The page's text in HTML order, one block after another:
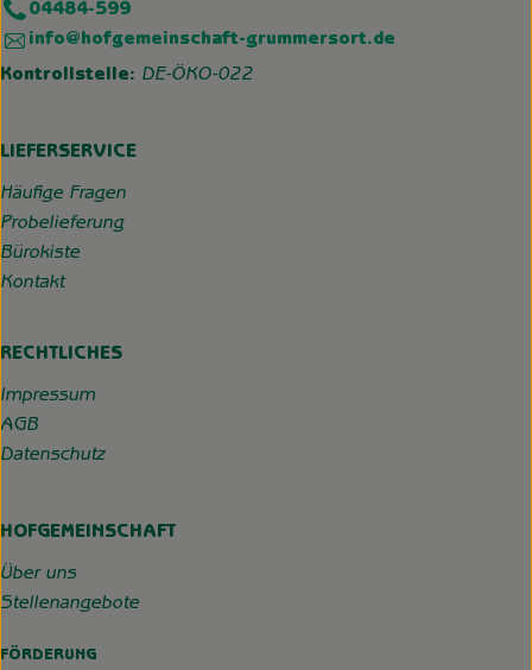
04484-599
info@hofgemeinschaft-grummersort.de
Kontrollstelle: DE-ÖKO-022
LIEFERSERVICE
Häufige Fragen
Probelieferung
Bürokiste
Kontakt
RECHTLICHES
Impressum
AGB
Datenschutz
HOFGEMEINSCHAFT
Über uns
Stellenangebote
FÖRDERUNG